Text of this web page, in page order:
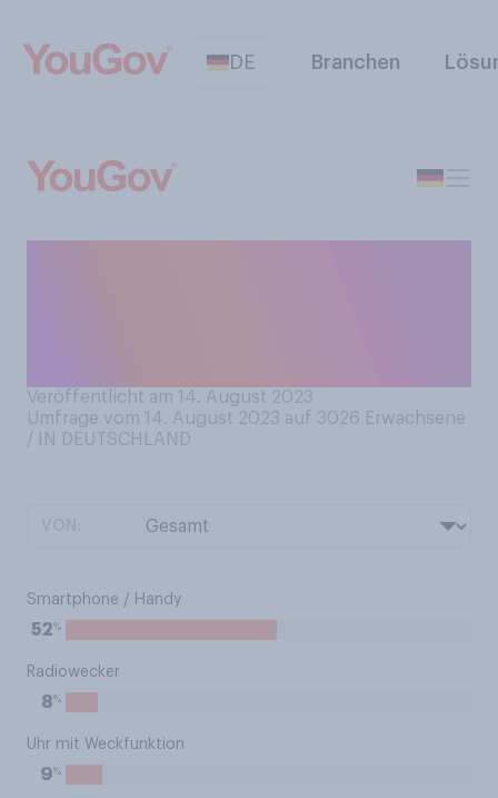
DE Branchen
Veröffentlicht am 14. August 2023
Umfrage vom 14. August 2023 auf 3026 Erwachsene
/ IN DEUTSCHLAND
Smartphone / Handy
52%
Radiowecker
8%
Uhr mit Weckfunktion
9%